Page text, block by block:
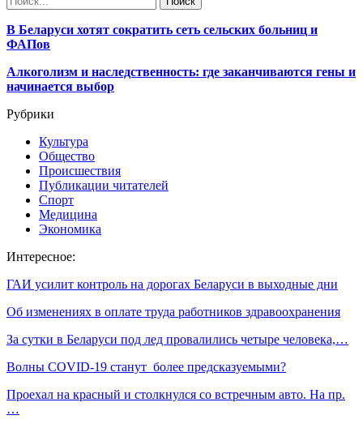
В Беларуси хотят сократить сеть сельских больниц и
ФАПов
Алкоголизм и наследственность: где заканчиваются гены и
начинается выбор
Рубрики
Культура
Общество
Происшествия
Публикации читателей
Спорт
Медицина
Экономика
Интересное:
ГАИ усилит контроль на дорогах Беларуси в выходные дни
Об изменениях в оплате труда работников здравоохранения
За сутки в Беларуси под лед провалились четыре человека,…
Волны COVID-19 станут более предсказуемыми?
Проехал на красный и столкнулся со встречным авто. На пр.
…